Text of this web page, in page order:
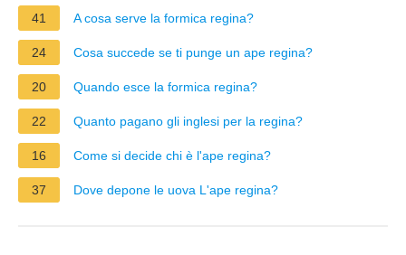
41 A cosa serve la formica regina?
24 Cosa succede se ti punge un ape regina?
20 Quando esce la formica regina?
22 Quanto pagano gli inglesi per la regina?
16 Come si decide chi è l'ape regina?
37 Dove depone le uova L'ape regina?